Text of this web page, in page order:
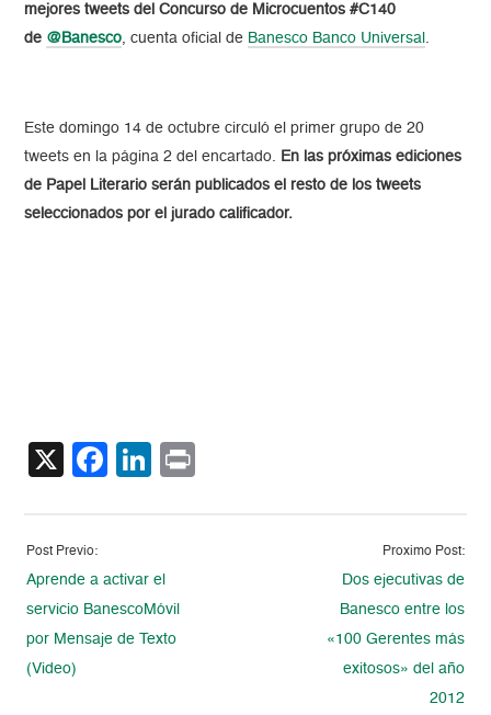
mejores tweets del Concurso de Microcuentos #C140
de @Banesco , cuenta oficial de Banesco Banco Universal
Este domingo 14 de octubre circuló el primer grupo de 20
tweets en la página 2 del encartado.
En las próximas ediciones
de Papel Literario serán publicados el resto de los tweets
seleccionados por el jurado calificador.
X Facebook
LinkedIn
Post Previo:
Aprende a activar el
servicio BanescoMóvil
por Mensaje de Texto
(Video)
Proximo Post:
Dos ejecutivas de
Banesco entre los
«100 Gerentes más
exitosos» del año
2012